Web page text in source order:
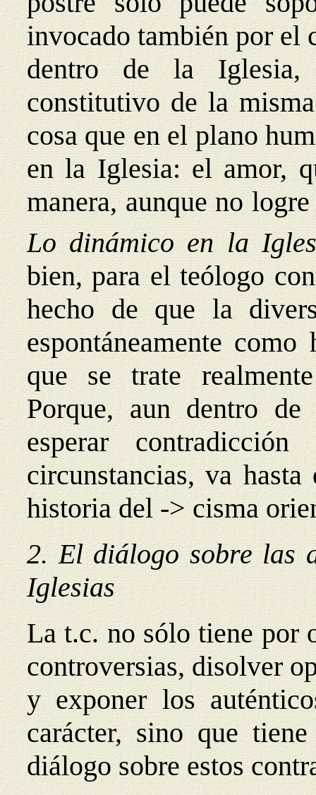
invocado también por el
dentro de la
constitutivo de la
cosa que en el plano
en la Iglesia: el amor,
manera, aunque no
Lo dinámico en la
bien, para el teólogo
hecho de que la
espontáneamente
que se trate
Porque, aun dentro
esperar
circunstancias, va
historia del -> cisma
2. El diálogo sobre las
Iglesias
La t.c. no sólo tiene por
controversias, disolver
y exponer los
carácter, sino que
diálogo sobre estos